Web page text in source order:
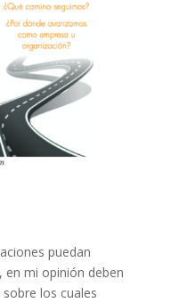
puedan
mi opinión deben
los cuales